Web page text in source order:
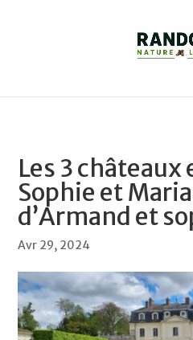
Les 3 châteaux
Sophie et
d’Armand et
Avr 29, 2024